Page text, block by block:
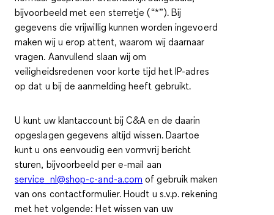
bijvoorbeeld met een sterretje (“*”). Bij
gegevens die vrijwillig kunnen worden ingevoerd
maken wij u erop attent, waarom wij daarnaar
vragen. Aanvullend slaan wij om
veiligheidsredenen voor korte tijd het IP-adres
op dat u bij de aanmelding heeft gebruikt.
U kunt uw klantaccount bij C&A en de daarin
opgeslagen gegevens altijd wissen. Daartoe
kunt u ons eenvoudig een vormvrij bericht
sturen, bijvoorbeeld per e-mail aan
service_nl@shop-c-and-a.com of gebruik maken
van ons contactformulier. Houdt u s.v.p. rekening
met het volgende: Het wissen van uw